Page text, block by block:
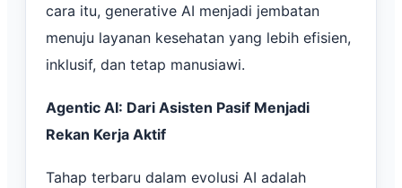
cara itu, generative AI menjadi jembatan
menuju layanan kesehatan yang lebih efisien,
inklusif, dan tetap manusiawi.
Agentic AI: Dari Asisten Pasif Menjadi
Rekan Kerja Aktif
Tahap terbaru dalam evolusi AI adalah